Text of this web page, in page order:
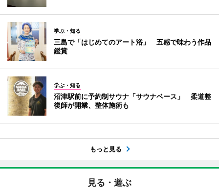
学ぶ・知る
三島で「はじめてのアート浴」 五感で味わう作品
鑑賞
学ぶ・知る
沼津駅前に予約制サウナ「サウナベース」 柔道整
復師が開業、整体施術も
もっと見る
見る・遊ぶ